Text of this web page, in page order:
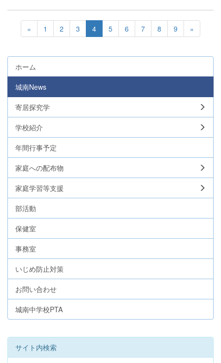
« 1 2 3 4 5 6 7 8 9 »
ホーム
城南News
寄居探究学
学校紹介
年間行事予定
家庭への配布物
家庭学習等支援
部活動
保健室
事務室
いじめ防止対策
お問い合わせ
城南中学校PTA
サイト内検索